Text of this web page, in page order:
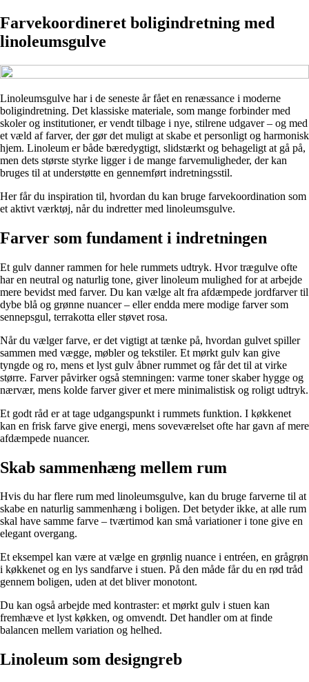
Farvekoordineret boligindretning med
linoleumsgulve
Linoleumsgulve har i de seneste år fået en renæssance i moderne
boligindretning. Det klassiske materiale, som mange forbinder med
skoler og institutioner, er vendt tilbage i nye, stilrene udgaver – og med
et væld af farver, der gør det muligt at skabe et personligt og harmonisk
hjem. Linoleum er både bæredygtigt, slidstærkt og behageligt at gå på,
men dets største styrke ligger i de mange farvemuligheder, der kan
bruges til at understøtte en gennemført indretningsstil.
Her får du inspiration til, hvordan du kan bruge farvekoordination som
et aktivt værktøj, når du indretter med linoleumsgulve.
Farver som fundament i indretningen
Et gulv danner rammen for hele rummets udtryk. Hvor trægulve ofte
har en neutral og naturlig tone, giver linoleum mulighed for at arbejde
mere bevidst med farver. Du kan vælge alt fra afdæmpede jordfarver til
dybe blå og grønne nuancer – eller endda mere modige farver som
sennepsgul, terrakotta eller støvet rosa.
Når du vælger farve, er det vigtigt at tænke på, hvordan gulvet spiller
sammen med vægge, møbler og tekstiler. Et mørkt gulv kan give
tyngde og ro, mens et lyst gulv åbner rummet og får det til at virke
større. Farver påvirker også stemningen: varme toner skaber hygge og
nærvær, mens kolde farver giver et mere minimalistisk og roligt udtryk.
Et godt råd er at tage udgangspunkt i rummets funktion. I køkkenet
kan en frisk farve give energi, mens soveværelset ofte har gavn af mere
afdæmpede nuancer.
Skab sammenhæng mellem rum
Hvis du har flere rum med linoleumsgulve, kan du bruge farverne til at
skabe en naturlig sammenhæng i boligen. Det betyder ikke, at alle rum
skal have samme farve – tværtimod kan små variationer i tone give en
elegant overgang.
Et eksempel kan være at vælge en grønlig nuance i entréen, en grågrøn
i køkkenet og en lys sandfarve i stuen. På den måde får du en rød tråd
gennem boligen, uden at det bliver monotont.
Du kan også arbejde med kontraster: et mørkt gulv i stuen kan
fremhæve et lyst køkken, og omvendt. Det handler om at finde
balancen mellem variation og helhed.
Linoleum som designgreb